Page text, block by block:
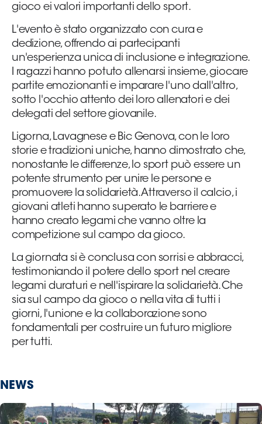
Assicurazione
Social media
gioco ei valori importanti dello sport.
L'evento è stato organizzato con cura e
dedizione, offrendo ai partecipanti
un'esperienza unica di inclusione e integrazione.
I ragazzi hanno potuto allenarsi insieme, giocare
partite emozionanti e imparare l'uno dall'altro,
sotto l'occhio attento dei loro allenatori e dei
delegati del settore giovanile.
Ligorna, Lavagnese e Bic Genova, con le loro
storie e tradizioni uniche, hanno dimostrato che,
nonostante le differenze, lo sport può essere un
potente strumento per unire le persone e
promuovere la solidarietà. Attraverso il calcio, i
giovani atleti hanno superato le barriere e
hanno creato legami che vanno oltre la
competizione sul campo da gioco.
La giornata si è conclusa con sorrisi e abbracci,
testimoniando il potere dello sport nel creare
legami duraturi e nell'ispirare la solidarietà.Che
sia sul campo da gioco o nella vita di tutti i
giorni, l'unione e la collaborazione sono
fondamentali per costruire un futuro migliore
per tutti.
NEWS